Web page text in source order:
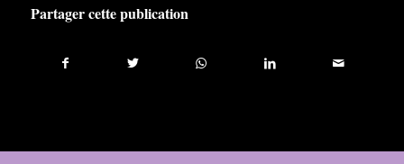
Partager cette publication